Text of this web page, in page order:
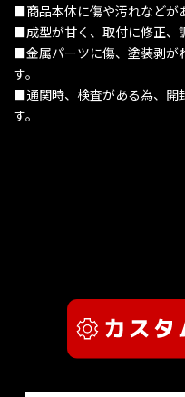
■商品本体に傷や汚れなどが
■成型が甘く、取付に修正、
■金属パーツに傷、塗装剥が
す。
■通関時、検査がある為、開
す。